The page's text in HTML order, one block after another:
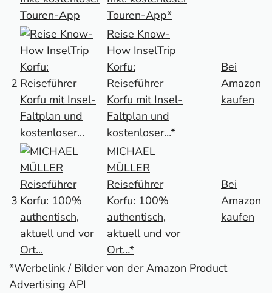
Touren-App*
2
Reise Know-
How InselTrip
Korfu:
Reiseführer
Korfu mit Insel-
Faltplan und
kostenloser…*
Bei
Amazon
kaufen
3
MICHAEL
MÜLLER
Reiseführer
Korfu: 100%
authentisch,
aktuell und vor
Ort…*
Bei
Amazon
kaufen
*Werbelink / Bilder von der Amazon Product
Advertising API